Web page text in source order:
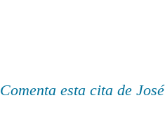
Comenta esta cita de